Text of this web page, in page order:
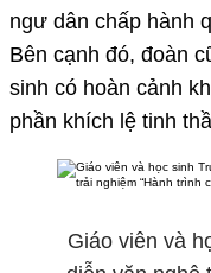
ngư dân chấp hành
Bên cạnh đó, đoàn
sinh có hoàn cảnh
phần khích lệ tinh
Giáo viên và